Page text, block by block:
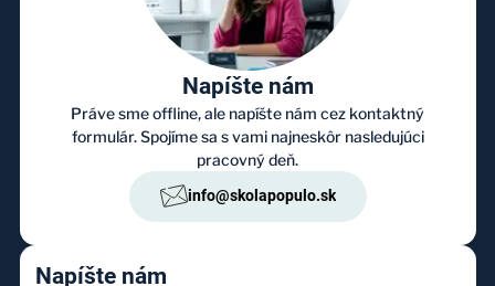
Napíšte nám
Práve sme offline, ale napíšte nám cez kontaktný
formulár. Spojíme sa s vami najneskôr nasledujúci
pracovný deň.
info@skolapopulo.sk
Napíšte nám